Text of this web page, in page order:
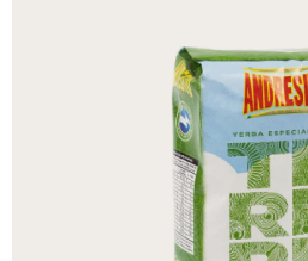
hvězdiček.